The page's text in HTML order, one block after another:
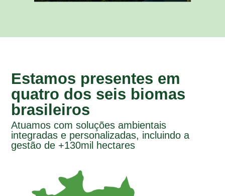
Estamos presentes em
quatro dos seis biomas
brasileiros
Atuamos com soluções ambientais
integradas e personalizadas, incluindo a
gestão de +130mil hectares